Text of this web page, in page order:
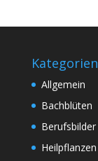
Kategorien
Allgemein
Bachblüten
Berufsbilder
Heilpflanzen